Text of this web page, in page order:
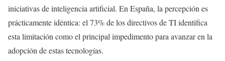
iniciativas de inteligencia artificial. En España, la percepción es
prácticamente idéntica: el 73% de los directivos de TI identifica
esta limitación como el principal impedimento para avanzar en la
adopción de estas tecnologías.